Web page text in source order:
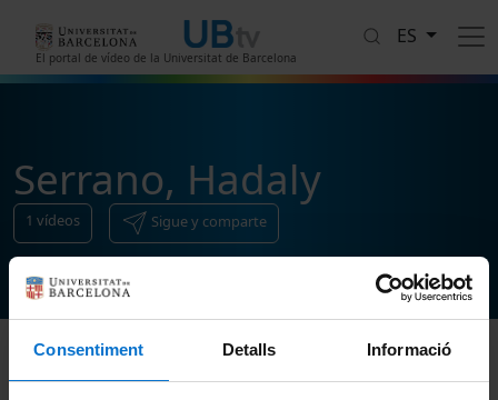
Consentiment Detalls Informació
El portal de vídeo de la Universitat de Barcelona
ES
Serrano, Hadaly
1 vídeos Sigue y comparte
Ordenar